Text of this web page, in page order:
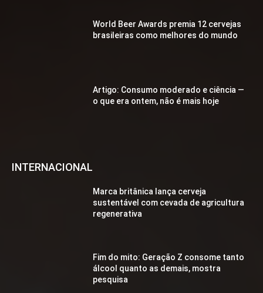
World Beer Awards premia 12 cervejas
brasileiras como melhores do mundo
Artigo: Consumo moderado e ciência —
o que era ontem, não é mais hoje
INTERNACIONAL
Marca britânica lança cerveja
sustentável com cevada de agricultura
regenerativa
Fim do mito: Geração Z consome tanto
álcool quanto as demais, mostra
pesquisa